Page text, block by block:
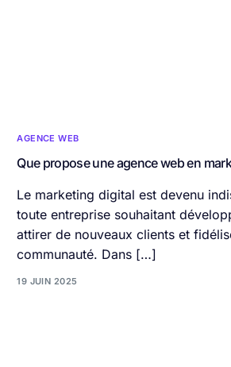
AGENCE WEB
Que propose une agence web en
Le marketing digital est devenu
toute entreprise souhaitant
attirer de nouveaux clients et
communauté. Dans […]
19 JUIN 2025